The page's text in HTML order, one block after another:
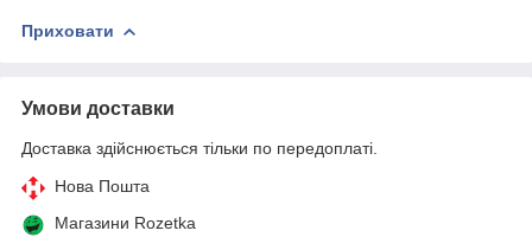
Приховати
Умови доставки
Доставка здійснюється тільки по передоплаті.
Нова Пошта
Магазини Rozetka